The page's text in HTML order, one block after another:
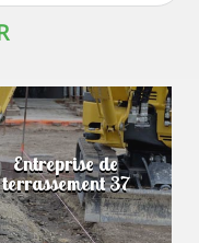
Entreprise de
terrassement 37